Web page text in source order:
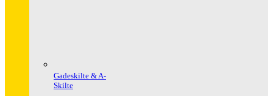
Gadeskilte & A-
Skilte